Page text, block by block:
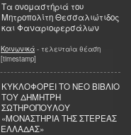
Τα ονομαστήριά του
Μητροπολίτη Θεσσαλιώτιδος
και Φαναριοφερσάλων
Κοινωνικά - τελευταία θέαση
[timestamp]
ΚΥΚΛΟΦΟΡΕΙ ΤΟ ΝΕΟ ΒΙΒΛΙΟ
ΤΟΥ ΔΗΜΗΤΡΗ
ΣΩΤΗΡΟΠΟΥΛΟΥ
«ΜΟΝΑΣΤΗΡΙΑ ΤΗΣ ΣΤΕΡΕΑΣ
ΕΛΛΑΔΑΣ»